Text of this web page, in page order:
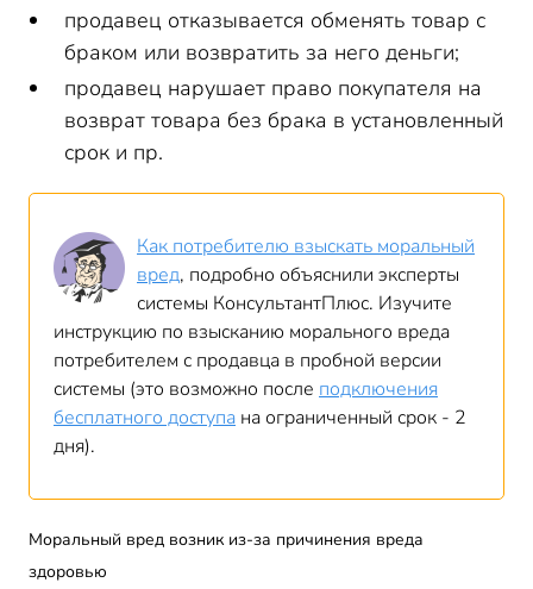
продавец отказывается обменять товар с
браком или возвратить за него деньги;
продавец нарушает право покупателя на
возврат товара без брака в установленный
срок и пр.
Как потребителю взыскать моральный
вред, подробно объяснили эксперты
системы КонсультантПлюс. Изучите
инструкцию по взысканию морального вреда
потребителем с продавца в пробной версии
системы (это возможно после подключения
бесплатного доступа на ограниченный срок - 2
дня).
Моральный вред возник из-за причинения вреда
здоровью